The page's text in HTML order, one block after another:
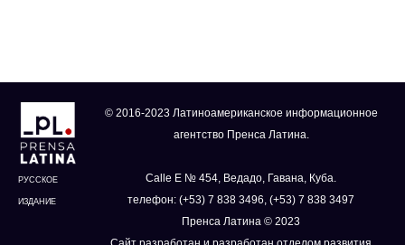
РУССКОЕ
ИЗДАНИЕ
© 2016-2023 Латиноамериканское информационное
агентство Пренса Латина.
Calle E № 454, Ведадо, Гавана, Куба.
телефон: (+53) 7 838 3496, (+53) 7 838 3497
Пренса Латина © 2023